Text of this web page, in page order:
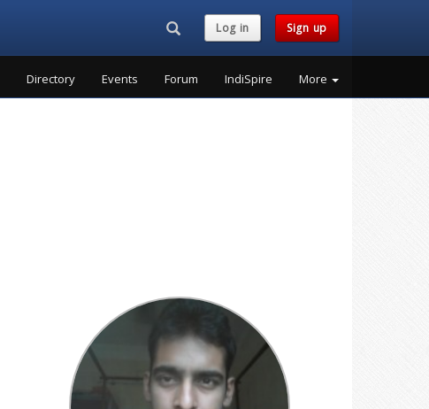
Search...Log in Sign up
Directory Events Forum IndiSpire More